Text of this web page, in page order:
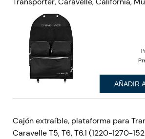
4 pulgadas, 3-4 bicicletas grandes,
Apertura del portón trasero VW Nuevo
Multivan T7, Nuevo California T7,
Multivan Family
AÑADIR
Cajón extraíble, plataforma para
Caravelle T5, T6, T6.1 (1220-1270-